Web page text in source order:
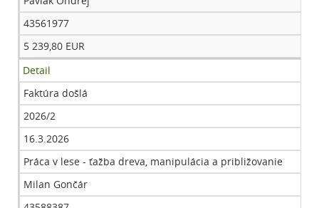
43561977
5 239,80 EUR
Detail
Faktúra došlá
2026/2
16.3.2026
Práca v lese - ťažba dreva, manipulácia a približovanie
Milan Gončár